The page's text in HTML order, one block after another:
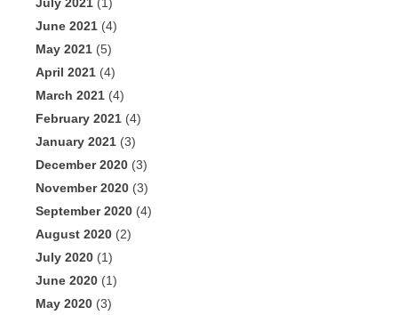
June 2021 (4)
May 2021 (5)
April 2021 (4)
March 2021 (4)
February 2021 (4)
January 2021 (3)
December 2020 (3)
November 2020 (3)
September 2020 (4)
August 2020 (2)
July 2020 (1)
June 2020 (1)
May 2020 (3)